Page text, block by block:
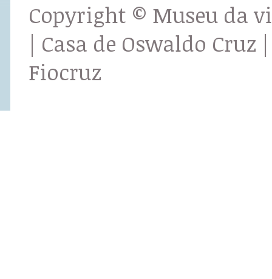
Copyright © Museu da
| Casa de Oswaldo Cruz |
Fiocruz